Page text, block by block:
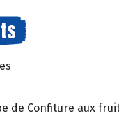
de Confiture aux